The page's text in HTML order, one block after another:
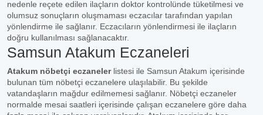
nedenle reçete edilen ilaçların doktor kontrolünde tüketilmesi ve
olumsuz sonuçların oluşmaması eczacılar tarafından yapılan
yönlendirme ile sağlanır. Eczacıların yönlendirmesi ile ilaçların
doğru kullanılması sağlanacaktır.
Samsun Atakum Eczaneleri
Atakum nöbetçi eczanelerlistesi ile Samsun Atakum içerisinde
bulunan tüm nöbetçi eczanelere ulaşılabilir. Bu şekilde
vatandaşların mağdur edilmemesi sağlanır. Nöbetçi eczaneler
normalde mesai saatleri içerisinde çalışan eczanelere göre daha